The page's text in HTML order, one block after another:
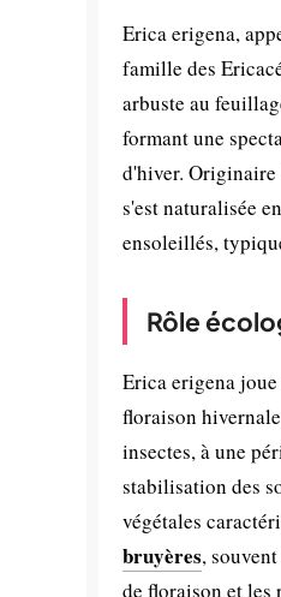
Erica erigena,
famille des
arbuste au
formant une
d'hiver. Originaire
s'est naturalisée
ensoleillés,
Rôle
Erica erigena
floraison
insectes, à une
stabilisation des
végétales
bruyères,
de floraison et les